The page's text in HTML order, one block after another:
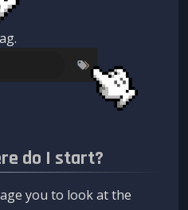
do I start?
you to look at the